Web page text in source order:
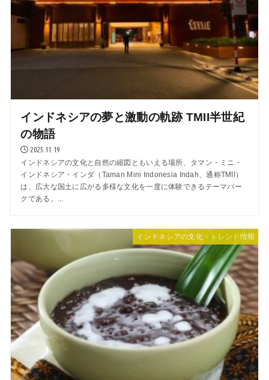
インドネシアの夢と激動の軌跡 TMII半世紀
の物語
2025.11.19
インドネシアの文化と自然の縮図ともいえる場所、タマン・ミニ・
インドネシア・インダ（Taman Mini Indonesia Indah、通称TMII）
は、広大な国土に広がる多様な文化を一度に体験できるテーマパー
クである。...
インドネシアの文化・トレンド情報